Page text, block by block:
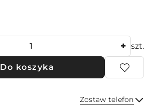
szt.
Do koszyka
Zostaw telefon